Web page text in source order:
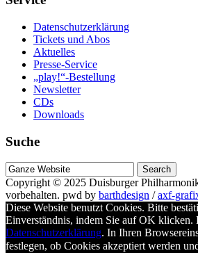
Datenschutzerklärung
Tickets und Abos
Aktuelles
Presse-Service
„play!“-Bestellung
Newsletter
CDs
Downloads
Suche
Suche
nach
Copyright © 2025 Duisburger
vorbehalten. pwd by barthdesign /axf-
Diese Website benutzt Cookies. Bitte
Einverständnis, indem Sie auf OK klicken.
Datenschutzerklärung. In Ihren
festlegen, ob Cookies akzeptiert werden